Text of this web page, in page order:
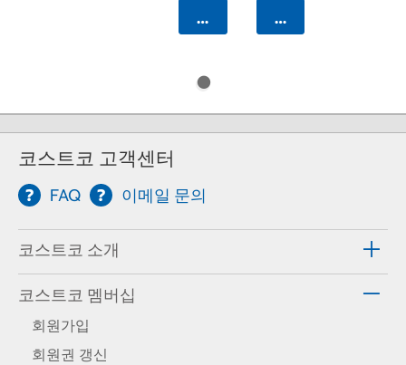
카트에 담기 카트에 담기
코스트코 고객센터
FAQ 이메일 문의
코스트코 소개
코스트코 멤버십
회원가입
회원권 갱신